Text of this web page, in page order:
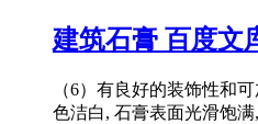
建筑石膏 百度文
（6）有良好的装饰性和
色洁白, 石膏表面光滑饱